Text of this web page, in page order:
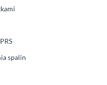
spalin